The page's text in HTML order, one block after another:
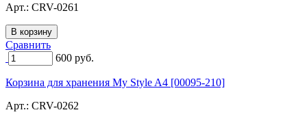
Арт.: CRV-0261
Сравнить
600 руб.
Корзина для хранения My Style A4 [00095-210]
Арт.: CRV-0262